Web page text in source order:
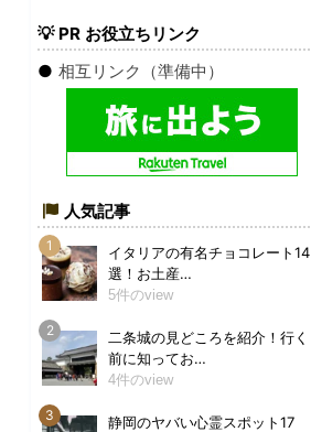
💡 PR お役立ちリンク
● 相互リンク（準備中）
人気記事
イタリアの有名チョコレート14
選！お土産…
5件のview
二条城の見どころを紹介！行く
前に知ってお…
4件のview
静岡のヤバい心霊スポット17